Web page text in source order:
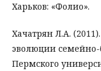
Харьков: «Фолио».
Хачатрян Л.А.
эволюции
Пермского